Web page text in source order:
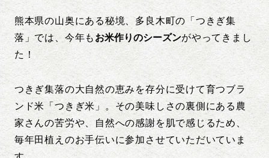
熊本県の山奥にある秘境、多良木町の「つきぎ集
落」では、今年もお米作りのシーズンがやってきまし
た！
つきぎ集落の大自然の恵みを存分に受けて育つブラ
ンド米「つきぎ米」。その美味しさの裏側にある農
家さんの苦労や、自然への感謝を肌で感じるため、
毎年田植えのお手伝いに参加させていただいていま